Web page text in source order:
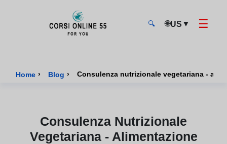
🔍 🌐US ▼ ☰
Home › Blog › Consulenza nutrizionale vegetariana -
Consulenza Nutrizionale
Vegetariana - Alimentazione